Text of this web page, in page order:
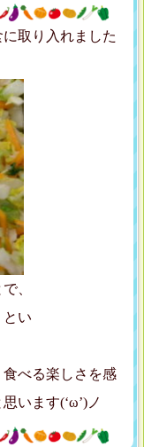
取り入れました
、
い
べる楽しさを感
います(‘ω’)ノ